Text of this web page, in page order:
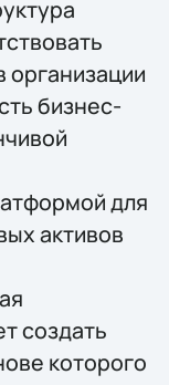
организации
бизнес-
для
активов
создать
которого